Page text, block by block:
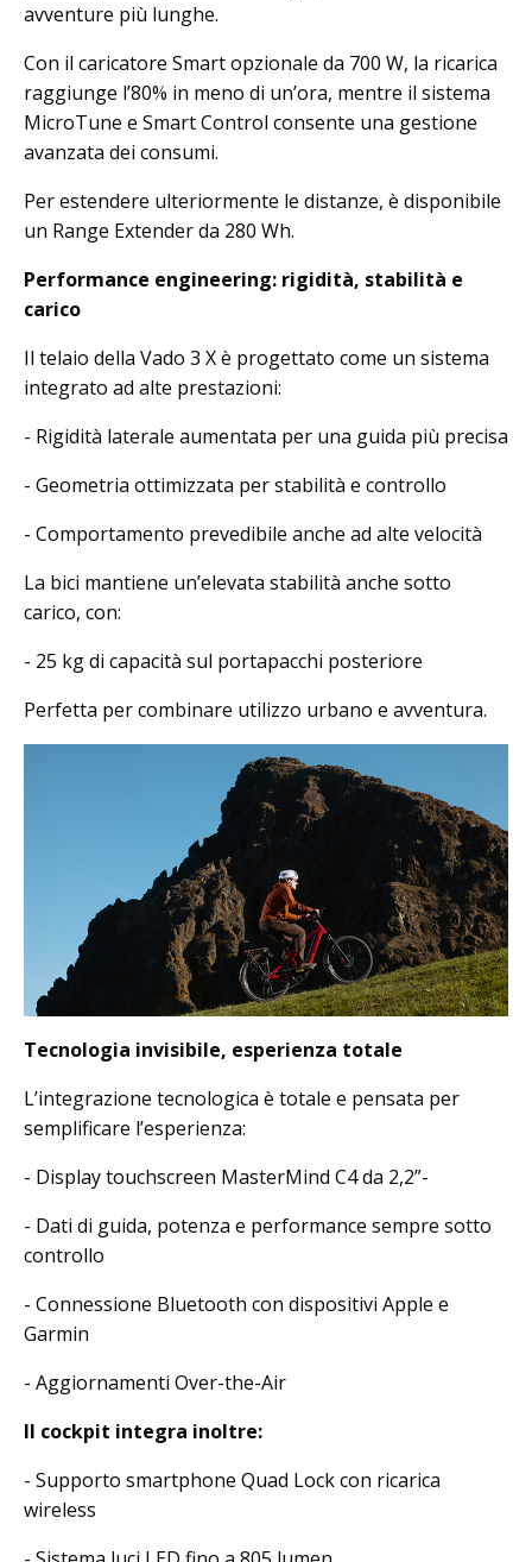
avventure più lunghe.
Con il caricatore Smart opzionale da 700 W, la ricarica
raggiunge l’80% in meno di un’ora, mentre il sistema
MicroTune e Smart Control consente una gestione
avanzata dei consumi.
Per estendere ulteriormente le distanze, è disponibile
un Range Extender da 280 Wh.
Performance engineering: rigidità, stabilità e
carico
Il telaio della Vado 3 X è progettato come un sistema
integrato ad alte prestazioni:
- Rigidità laterale aumentata per una guida più precisa
- Geometria ottimizzata per stabilità e controllo
- Comportamento prevedibile anche ad alte velocità
La bici mantiene un’elevata stabilità anche sotto
carico, con:
- 25 kg di capacità sul portapacchi posteriore
Perfetta per combinare utilizzo urbano e avventura.
Tecnologia invisibile, esperienza totale
L’integrazione tecnologica è totale e pensata per
semplificare l’esperienza:
- Display touchscreen MasterMind C4 da 2,2”-
- Dati di guida, potenza e performance sempre sotto
controllo
- Connessione Bluetooth con dispositivi Apple e
Garmin
- Aggiornamenti Over-the-Air
Il cockpit integra inoltre:
- Supporto smartphone Quad Lock con ricarica
wireless